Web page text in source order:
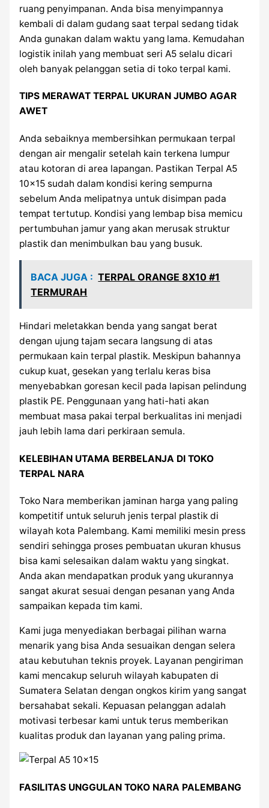
ruang penyimpanan. Anda bisa menyimpannya
kembali di dalam gudang saat terpal sedang tidak
Anda gunakan dalam waktu yang lama. Kemudahan
logistik inilah yang membuat seri A5 selalu dicari
oleh banyak pelanggan setia di toko terpal kami.
TIPS MERAWAT TERPAL UKURAN JUMBO AGAR
AWET
Anda sebaiknya membersihkan permukaan terpal
dengan air mengalir setelah kain terkena lumpur
atau kotoran di area lapangan. Pastikan Terpal A5
10×15 sudah dalam kondisi kering sempurna
sebelum Anda melipatnya untuk disimpan pada
tempat tertutup. Kondisi yang lembap bisa memicu
pertumbuhan jamur yang akan merusak struktur
plastik dan menimbulkan bau yang busuk.
BACA JUGA : TERPAL ORANGE 8X10 #1
TERMURAH
Hindari meletakkan benda yang sangat berat
dengan ujung tajam secara langsung di atas
permukaan kain terpal plastik. Meskipun bahannya
cukup kuat, gesekan yang terlalu keras bisa
menyebabkan goresan kecil pada lapisan pelindung
plastik PE. Penggunaan yang hati-hati akan
membuat masa pakai terpal berkualitas ini menjadi
jauh lebih lama dari perkiraan semula.
KELEBIHAN UTAMA BERBELANJA DI TOKO
TERPAL NARA
Toko Nara memberikan jaminan harga yang paling
kompetitif untuk seluruh jenis terpal plastik di
wilayah kota Palembang. Kami memiliki mesin press
sendiri sehingga proses pembuatan ukuran khusus
bisa kami selesaikan dalam waktu yang singkat.
Anda akan mendapatkan produk yang ukurannya
sangat akurat sesuai dengan pesanan yang Anda
sampaikan kepada tim kami.
Kami juga menyediakan berbagai pilihan warna
menarik yang bisa Anda sesuaikan dengan selera
atau kebutuhan teknis proyek. Layanan pengiriman
kami mencakup seluruh wilayah kabupaten di
Sumatera Selatan dengan ongkos kirim yang sangat
bersahabat sekali. Kepuasan pelanggan adalah
motivasi terbesar kami untuk terus memberikan
kualitas produk dan layanan yang paling prima.
FASILITAS UNGGULAN TOKO NARA PALEMBANG